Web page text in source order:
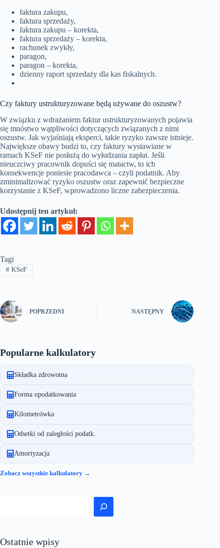
faktura zakupu,
faktura sprzedaży,
faktura zakupu – korekta,
faktura sprzedaży – korekta,
rachunek zwykły,
paragon,
paragon – korekta,
dzienny raport sprzedaży dla kas fiskalnych.
Czy faktury ustrukturyzowane będą używane do oszustw?
W związku z wdrażaniem faktur ustrukturyzowanych pojawia
się mnóstwo wątpliwości dotyczących związanych z nimi
oszustw. Jak wyjaśniają eksperci, takie ryzyko zawsze istnieje.
Największe obawy budzi to, czy faktury wystawiane w
ramach KSeF nie posłużą do wyłudzania zapłat. Jeśli
nieuczciwy pracownik dopuści się matactw, to ich
konsekwencje poniesie pracodawca – czyli podatnik. Aby
zminimalizować ryzyko oszustw oraz zapewnić bezpieczne
korzystanie z KSeF, wprowadzono liczne zabezpieczenia.
Udostępnij ten artykuł:
Tagi
#KSeF
POPRZEDNI NASTĘPNY
Popularne kalkulatory
Składka zdrowotna
Forma opodatkowania
Kilometrówka
Odsetki od zaległości podatk.
Amortyzacja
Zobacz wszystkie kalkulatory →
Ostatnie wpisy